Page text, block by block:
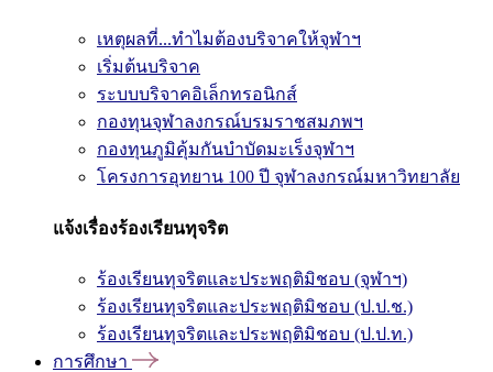
เหตุผลที่...ทำไมต้องบริจาคให้จุฬาฯ
เริ่มต้นบริจาค
ระบบบริจาคอิเล็กทรอนิกส์
กองทุนจุฬาลงกรณ์บรมราชสมภพฯ
กองทุนภูมิคุ้มกันบำบัดมะเร็งจุฬาฯ
โครงการอุทยาน 100 ปี จุฬาลงกรณ์มหาวิทยาลัย
แจ้งเรื่องร้องเรียนทุจริต
ร้องเรียนทุจริตและประพฤติมิชอบ (จุฬาฯ)
ร้องเรียนทุจริตและประพฤติมิชอบ (ป.ป.ช.)
ร้องเรียนทุจริตและประพฤติมิชอบ (ป.ป.ท.)
การศึกษา